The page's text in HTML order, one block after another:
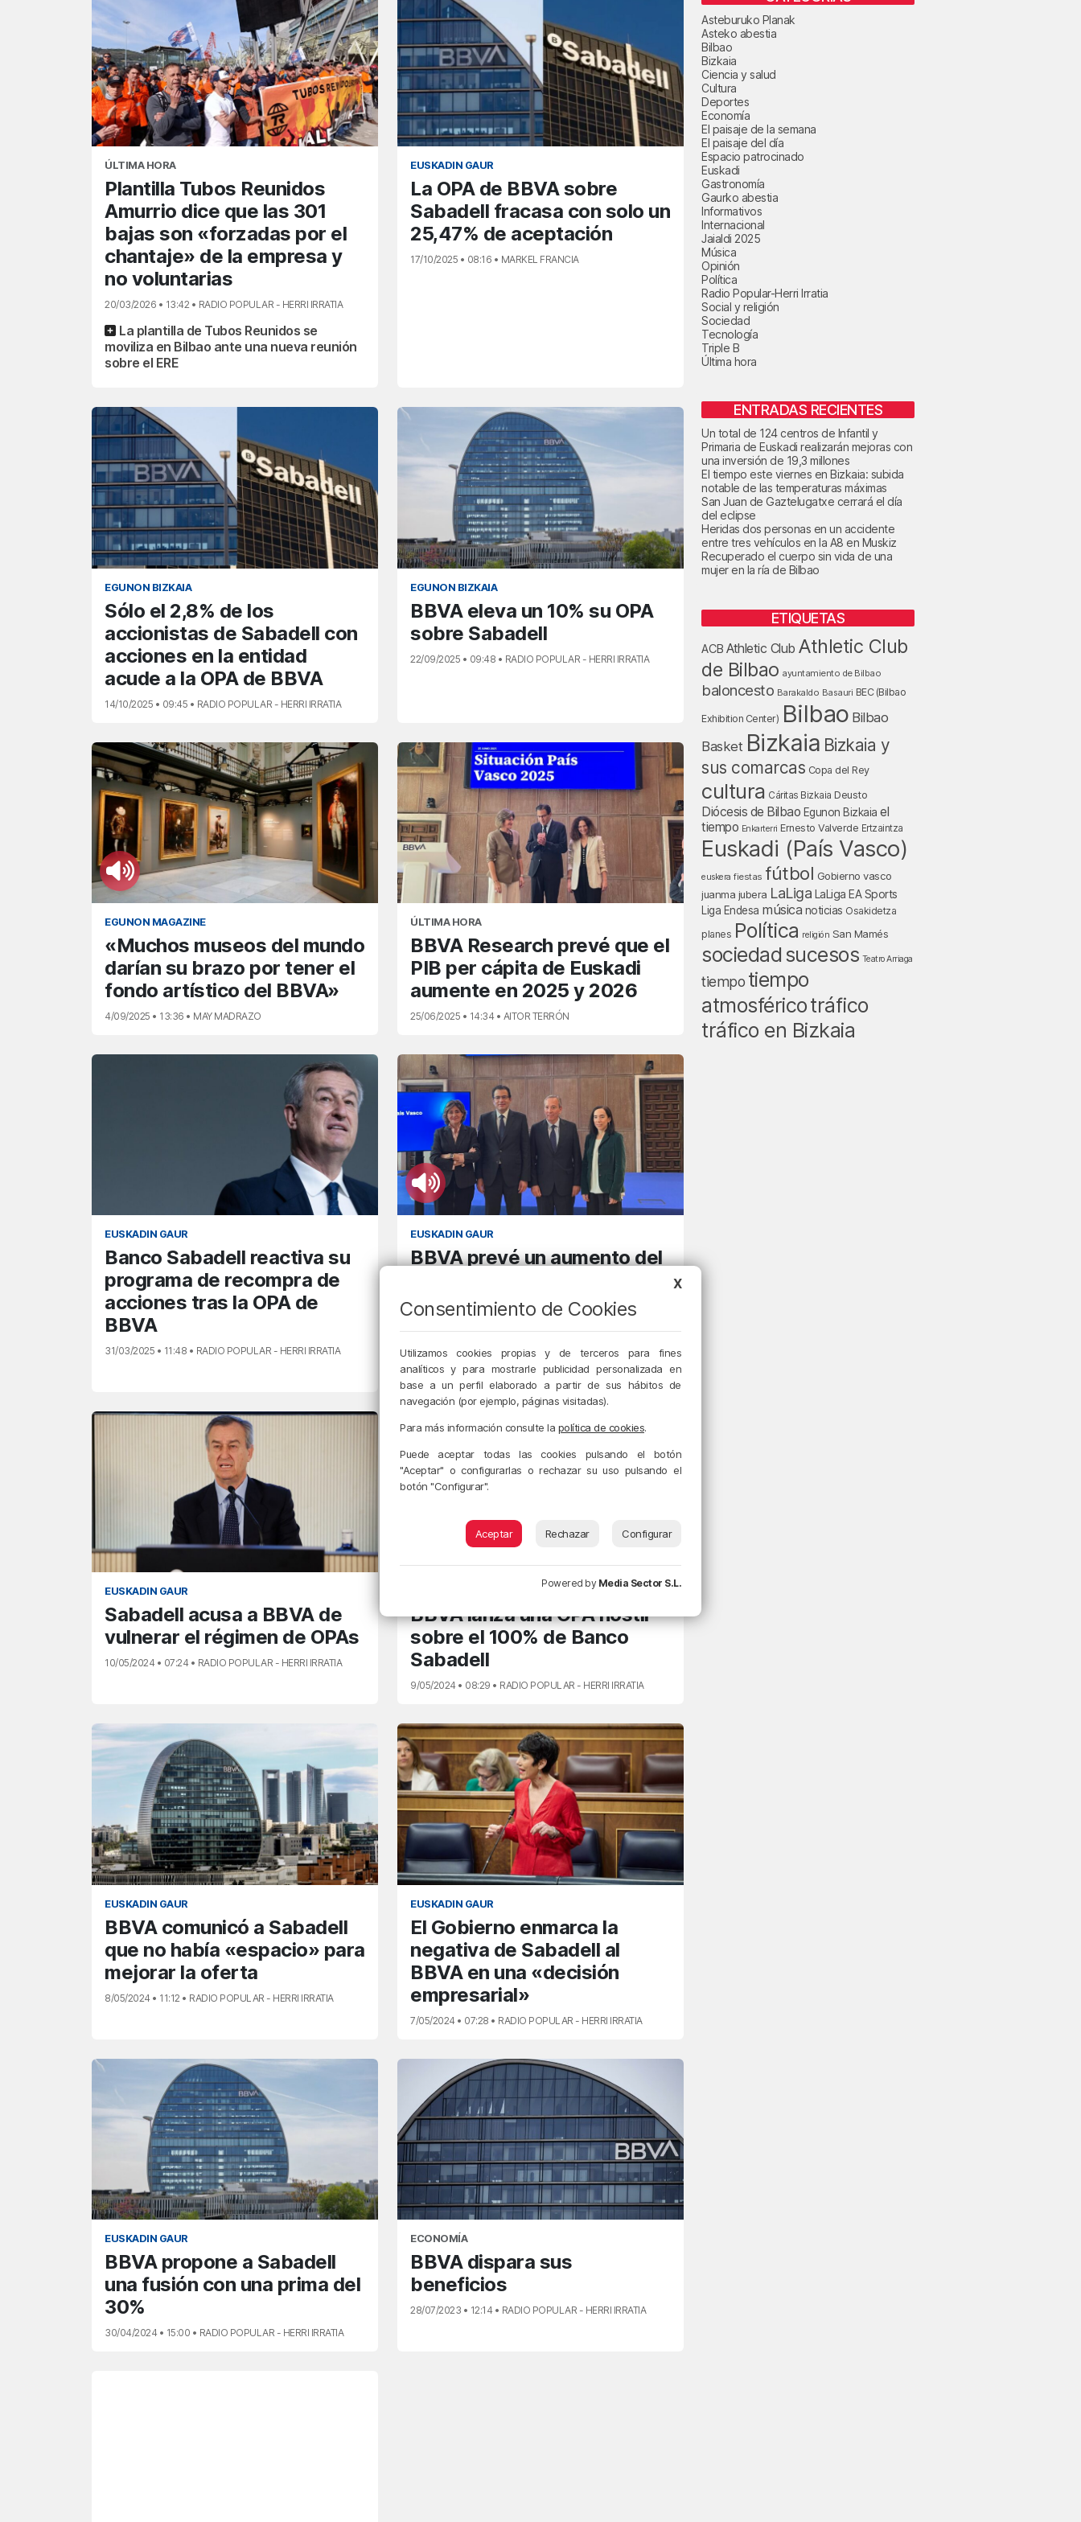
ÚLTIMA HORA
Plantilla Tubos Reunidos
Amurrio dice que las 301
bajas son «forzadas por el
chantaje» de la empresa y
no voluntarias
20/03/2026 • 13:42 • RADIO POPULAR - HERRI IRRATIA
La plantilla de Tubos Reunidos se
moviliza en Bilbao ante una nueva reunión
sobre el ERE
EUSKADIN GAUR
La OPA de BBVA sobre
Sabadell fracasa con solo un
25,47% de aceptación
17/10/2025 • 08:16 • MARKEL FRANCIA
EGUNON BIZKAIA
Sólo el 2,8% de los
accionistas de Sabadell con
acciones en la entidad
acude a la OPA de BBVA
14/10/2025 • 09:45 • RADIO POPULAR - HERRI IRRATIA
EGUNON BIZKAIA
BBVA eleva un 10% su OPA
sobre Sabadell
22/09/2025 • 09:48 • RADIO POPULAR - HERRI IRRATIA
EGUNON MAGAZINE
«Muchos museos del mundo
darían su brazo por tener el
fondo artístico del BBVA»
4/09/2025 • 13:36 • MAY MADRAZO
ÚLTIMA HORA
BBVA Research prevé que el
PIB per cápita de Euskadi
aumente en 2025 y 2026
25/06/2025 • 14:34 • AITOR TERRÓN
EUSKADIN GAUR
Banco Sabadell reactiva su
programa de recompra de
acciones tras la OPA de
BBVA
31/03/2025 • 11:48 • RADIO POPULAR - HERRI IRRATIA
EUSKADIN GAUR
BBVA prevé un aumento del
reconoce pérdida de poder
adquisitivo de los
trabajadores
30/10/2024 • 14:34 • ALAZNE GONZÁLEZ
EUSKADIN GAUR
Sabadell acusa a BBVA de
vulnerar el régimen de OPAs
10/05/2024 • 07:24 • RADIO POPULAR - HERRI IRRATIA
BBVA lanza una OPA hostil
sobre el 100% de Banco
Sabadell
9/05/2024 • 08:29 • RADIO POPULAR - HERRI IRRATIA
EUSKADIN GAUR
BBVA comunicó a Sabadell
que no había «espacio» para
mejorar la oferta
8/05/2024 • 11:12 • RADIO POPULAR - HERRI IRRATIA
EUSKADIN GAUR
El Gobierno enmarca la
negativa de Sabadell al
BBVA en una «decisión
empresarial»
7/05/2024 • 07:28 • RADIO POPULAR - HERRI IRRATIA
EUSKADIN GAUR
BBVA propone a Sabadell
una fusión con una prima del
30%
30/04/2024 • 15:00 • RADIO POPULAR - HERRI IRRATIA
ECONOMÍA
BBVA dispara sus
beneficios
28/07/2023 • 12:14 • RADIO POPULAR - HERRI IRRATIA
Asteburuko Planak
Asteko abestia
Bilbao
Bizkaia
Ciencia y salud
Cultura
Deportes
Economía
El paisaje de la semana
El paisaje del día
Espacio patrocinado
Euskadi
Gastronomía
Gaurko abestia
Informativos
Internacional
Jaialdi 2025
Música
Opinión
Política
Radio Popular-Herri Irratia
Social y religión
Sociedad
Tecnología
Triple B
Última hora
ENTRADAS RECIENTES
Un total de 124 centros de Infantil y
Primaria de Euskadi realizarán mejoras con
una inversión de 19,3 millones
El tiempo este viernes en Bizkaia: subida
notable de las temperaturas máximas
San Juan de Gaztelugatxe cerrará el día
del eclipse
Heridas dos personas en un accidente
entre tres vehículos en la A8 en Muskiz
Recuperado el cuerpo sin vida de una
mujer en la ría de Bilbao
ETIQUETAS
ACB Athletic Club Athletic Club
de Bilbao ayuntamiento de Bilbao
baloncesto Barakaldo Basauri BEC (Bilbao
Exhibition Center) Bilbao Bilbao
Basket Bizkaia Bizkaia y
sus comarcas Copa del Rey
cultura Cáritas Bizkaia Deusto
Diócesis de Bilbao Egunon Bizkaia el
tiempo Enkarterri Ernesto Valverde Ertzaintza
Euskadi (País Vasco)
euskera fiestas fútbol Gobierno vasco
juanma jubera LaLiga LaLiga EA Sports
Liga Endesa música noticias Osakidetza
planes Política religión San Mamés
sociedad sucesos Teatro Arriaga
tiempo tiempo
atmosféricotráfico
tráfico en Bizkaia
X
Consentimiento de Cookies
Utilizamos cookies propias y de terceros para fines
analíticos y para mostrarle publicidad personalizada en
base a un perfil elaborado a partir de sus hábitos de
navegación (por ejemplo, páginas visitadas).
Para más información consulte la política de cookies.
Puede aceptar todas las cookies pulsando el botón
"Aceptar" o configurarlas o rechazar su uso pulsando el
botón "Configurar".
Aceptar Rechazar Configurar
Powered by Media Sector S.L.